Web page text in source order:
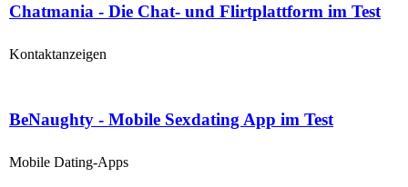
Chatmania - Die Chat- und Flirtplattform im Test
Kontaktanzeigen
BeNaughty - Mobile Sexdating App im Test
Mobile Dating-Apps